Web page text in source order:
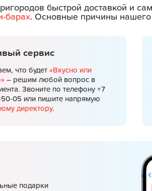
быстрой доставкой и
барах. Основные причины нашего
сервис
что будет «Вкусно или
– решим любой вопрос в
Звоните по телефону +7
05 или пишите напрямую
директору.
подарки